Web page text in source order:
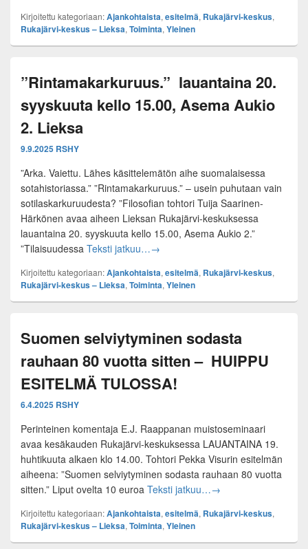
Kirjoitettu kategoriaan:Ajankohtaista, esitelmä, Rukajärvi-keskus,
Rukajärvi-keskus – Lieksa, Toiminta, Yleinen
”Rintamakarkuruus.” lauantaina 20.
syyskuuta kello 15.00, Asema Aukio
2. Lieksa
9.9.2025 RSHY
”Arka. Vaiettu. Lähes käsittelemätön aihe suomalaisessa
sotahistoriassa.” ”Rintamakarkuruus.” – usein puhutaan vain
sotilaskarkuruudesta? ”Filosofian tohtori Tuija Saarinen-
Härkönen avaa aiheen Lieksan Rukajärvi-keskuksessa
lauantaina 20. syyskuuta kello 15.00, Asema Aukio 2.”
”Tilaisuudessa Teksti jatkuu…”Rintamakarkuruus.” lauantaina
→
Kirjoitettu kategoriaan:Ajankohtaista, esitelmä, Rukajärvi-keskus,
Rukajärvi-keskus – Lieksa, Toiminta, Yleinen
Suomen selviytyminen sodasta
rauhaan 80 vuotta sitten – HUIPPU
ESITELMÄ TULOSSA!
6.4.2025 RSHY
Perinteinen komentaja E.J. Raappanan muistoseminaari
avaa kesäkauden Rukajärvi-keskuksessa LAUANTAINA 19.
huhtikuuta alkaen klo 14.00. Tohtori Pekka Visurin esitelmän
aiheena: ”Suomen selviytyminen sodasta rauhaan 80 vuotta
sitten.” Liput ovelta 10 euroa Teksti jatkuu…Suomen
→
Kirjoitettu kategoriaan:Ajankohtaista, esitelmä, Rukajärvi-keskus,
Rukajärvi-keskus – Lieksa, Toiminta, Yleinen